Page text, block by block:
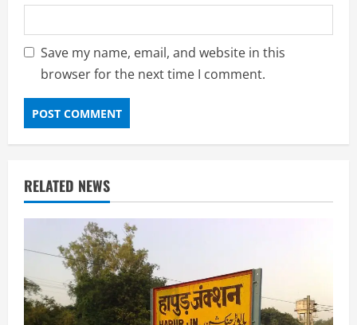
Save my name, email, and website in this
browser for the next time I comment.
RELATED NEWS